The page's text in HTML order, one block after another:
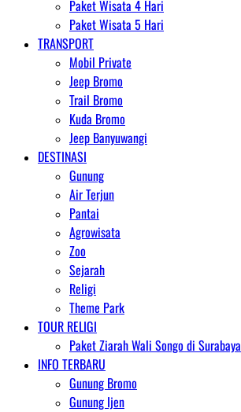
Paket Wisata 4 Hari
Paket Wisata 5 Hari
TRANSPORT
Mobil Private
Jeep Bromo
Trail Bromo
Kuda Bromo
Jeep Banyuwangi
DESTINASI
Gunung
Air Terjun
Pantai
Agrowisata
Zoo
Sejarah
Religi
Theme Park
TOUR RELIGI
Paket Ziarah Wali Songo di Surabaya
INFO TERBARU
Gunung Bromo
Gunung Ijen